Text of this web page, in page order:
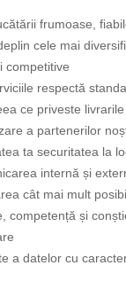
frumoase,
cele mai
competitive
respectă
ce priveste livrarile
a partenerilor
ta securitatea la
internă și
cât mai mult
competență și
a datelor cu